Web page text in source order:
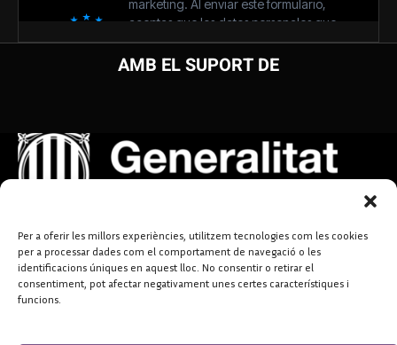
Per a oferir les millors experiències, utilitzem tecnologies com les cookies
per a processar dades com el comportament de navegació o les
identificacions úniques en aquest lloc. No consentir o retirar el
consentiment, pot afectar negativament unes certes característiques i
funcions.
AMB EL SUPORT DE